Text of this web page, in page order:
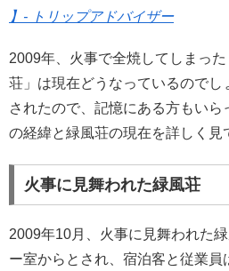
】- トリップアドバイザー
2009年、火事で全焼してしまっ
荘」は現在どうなっているのでし
されたので、記憶にある方もい
の経緯と緑風荘の現在を詳しく見
火事に見舞われた緑風荘
2009年10月、火事に見舞われた
ー室からとされ、宿泊客と従業員